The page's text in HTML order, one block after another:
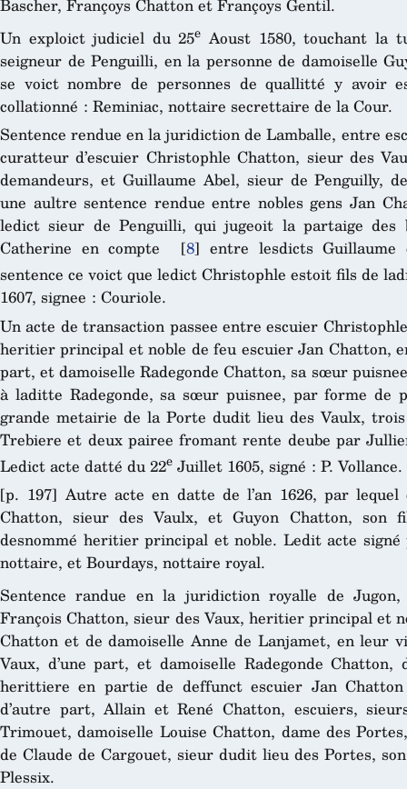
Bascher, Françoys Chatton et Françoys Gentil.
Un exploict judiciel du 25e Aoust 1580, touchant la
seigneur de Penguilli, en la personne de damoiselle
se voict nombre de personnes de quallitté y avoir
collationné : Reminiac, nottaire secrettaire de la Cour.
Sentence rendue en la juridiction de Lamballe, entre
curatteur d’escuier Christophle Chatton, sieur des
demandeurs, et Guillaume Abel, sieur de Penguilly,
une aultre sentence rendue entre nobles gens Jan
ledict sieur de Penguilli, qui jugeoit la partaige
Catherine en compte
[8] entre lesdicts
sentence ce voict que ledict Christophle estoit fils de
1607, signee : Couriole.
Un acte de transaction passee entre escuier
heritier principal et noble de feu escuier Jan Chatton,
part, et damoiselle Radegonde Chatton, sa sœur
à laditte Radegonde, sa sœur puisnee, par forme de
grande metairie de la Porte dudit lieu des Vaulx,
Trebiere et deux pairee fromant rente deube par
Ledict acte datté du 22e Juillet 1605, signé : P. Vollance.
[p. 197] Autre acte en datte de l’an 1626, par
Chatton, sieur des Vaulx, et Guyon Chatton, son
desnommé heritier principal et noble. Ledit acte
nottaire, et Bourdays, nottaire royal.
Sentence randue en la juridiction royalle de
François Chatton, sieur des Vaux, heritier principal et
Chatton et de damoiselle Anne de Lanjamet, en leur
Vaux, d’une part, et damoiselle Radegonde Chatton,
herittiere en partie de deffunct escuier Jan
d’autre part, Allain et René Chatton, escuiers,
Trimouet, damoiselle Louise Chatton, dame des
de Claude de Cargouet, sieur dudit lieu des Portes,
Plessix.